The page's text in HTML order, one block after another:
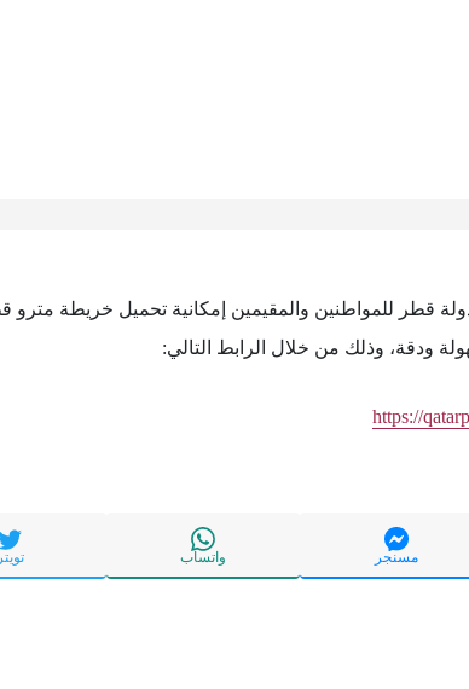
ودقة، وذلك من خلال الرابط التالي:
https://
مسنجر واتساب تويتر